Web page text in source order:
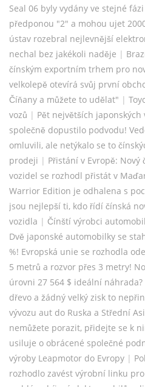
Seal 06 byly vydány ve stejné
předponou "2" a mohou ujet
ústav rozebral nejlevnější
nechal bez jakékoli naděje |
čínským exportním trhem pro
velkolepě otevírá svůj první
Číňany a můžete to udělat" |
vozů | Pět největších
společně dopustilo podvodu!
omluvili, ale netýkalo se to
prodeji | Přistání v Evropě:
vozidel se rozhodl přistát v
Warrior Edition je odhalena s
jsou nejlepší ti, kdo řídí čínská
vozidla | Čínští výrobci
Dvě japonské automobilky se
%! Evropská unie se rozhodla
5 metrů a rozvor přes 3 metry!
úrovni 27 564 $ ideální náhrada?
dřevo a žádný velký zisk to
vývozu aut do Ruska a Střední
nemůžete porazit, přidejte se k
usiluje o obrácené společné
výroby Leapmotor do Evropy |
rozhodlo zavést výrobní linku